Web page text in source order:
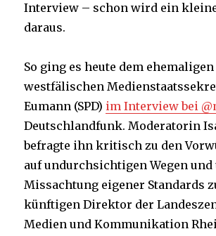
Interview – schon wird ein
daraus.
So ging es heute dem
westfälischen
Eumann (SPD) im Interview bei
Deutschlandfunk. Moderatorin
befragte ihn kritisch zu den
auf undurchsichtigen Wegen und
Missachtung eigener Standards
künftigen Direktor der
Medien und Kommunikation